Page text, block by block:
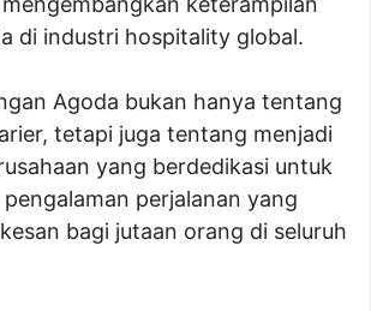
di industri hospitality global.
Agoda bukan hanya tentang
tetapi juga tentang menjadi
yang berdedikasi untuk
perjalanan yang
bagi jutaan orang di seluruh